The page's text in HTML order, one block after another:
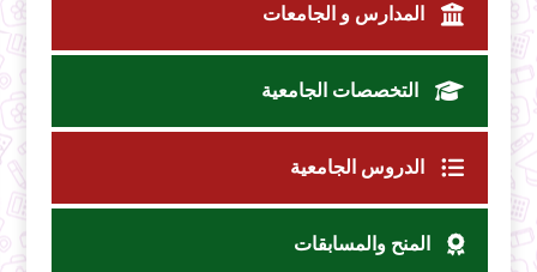
المدارس و الجامعات
التخصصات الجامعية
الدروس الجامعية
المنح والمسابقات